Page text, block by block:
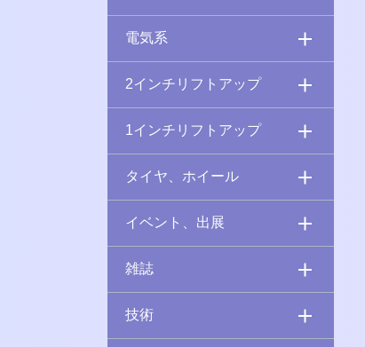
電気系
2インチリフトアップ
1インチリフトアップ
タイヤ、ホイール
イベント、出展
雑誌
技術